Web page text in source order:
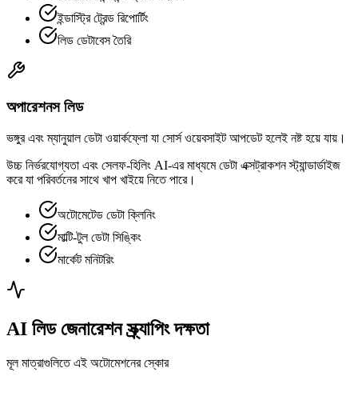
ইন্ডাস্ট্রি ট্রেন্ড রিপোর্টিং
লিড ডেটাবেস তৈরি
অপারেশনস লিড
ভঙ্গুর এবং ম্যানুয়াল ডেটা ওয়ার্কফ্লো যা সোর্স ওয়েবসাইট আপডেট হলেই নষ্ট হয়ে যায়।
উচ্চ নির্ভরযোগ্যতা এবং সেলফ-হিলিং AI-এর মাধ্যমে ডেটা এক্সট্রাকশন স্ট্যান্ডার্ডাইজ
করে যা পরিবর্তনের সাথে খাপ খাইয়ে নিতে পারে।
অটোমেটেড ডেটা ক্লিনিং
মাল্টি-টুল ডেটা সিঙ্কিং
মার্কেট মনিটরিং
AI লিড জেনারেশন স্ক্র্যাপিং দক্ষতা
মূল মাত্রাগুলিতে এই অটোমেশনের স্কোর